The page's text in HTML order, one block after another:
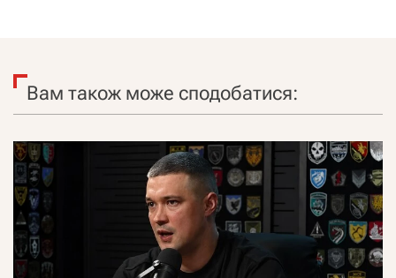
Вам також може сподобатися: